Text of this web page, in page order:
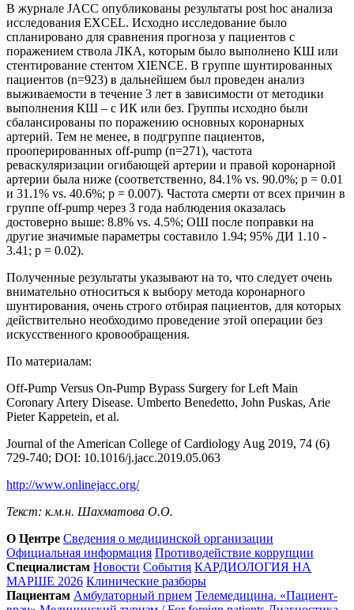
В журнале JACC опубликованы результаты post hoc анализа
исследования EXCEL. Исходно исследование было
спланировано для сравнения прогноза у пациентов с
поражением ствола ЛКА, которым было выполнено КШ или
стентирование стентом XIENCE. В группе шунтированных
пациентов (n=923) в дальнейшем был проведен анализ
выживаемости в течение 3 лет в зависимости от методики
выполнения КШ – с ИК или без. Группы исходно были
сбалансированы по поражению основных коронарных
артерий. Тем не менее, в подгруппе пациентов,
прооперированных off-pump (n=271), частота
реваскуляризации огибающей артерии и правой коронарной
артерии была ниже (соответственно, 84.1% vs. 90.0%; p = 0.01
и 31.1% vs. 40.6%; p = 0.007). Частота смерти от всех причин в
группе off-pump через 3 года наблюдения оказалась
достоверно выше: 8.8% vs. 4.5%; ОШ после поправки на
другие значимые параметры составило 1.94; 95% ДИ 1.10 -
3.41; p = 0.02).
Полученные результаты указывают на то, что следует очень
внимательно относиться к выбору метода коронарного
шунтирования, очень строго отбирая пациентов, для которых
действительно необходимо проведение этой операции без
искусственного кровообращения.
По материалам:
Off-Pump Versus On-Pump Bypass Surgery for Left Main
Coronary Artery Disease. Umberto Benedetto, John Puskas, Arie
Pieter Kappetein, et al.
Journal of the American College of Cardiology Aug 2019, 74 (6)
729-740; DOI: 10.1016/j.jacc.2019.05.063
http://www.onlinejacc.org/
Текст: к.м.н. Шахматова О.О.
О Центре Сведения о медицинской организации
Официальная информация Противодействие коррупции
Специалистам Новости События КАРДИОЛОГИЯ НА
МАРШЕ 2026 Клинические разборы
Пациентам Амбулаторный прием Телемедицина. «Пациент-